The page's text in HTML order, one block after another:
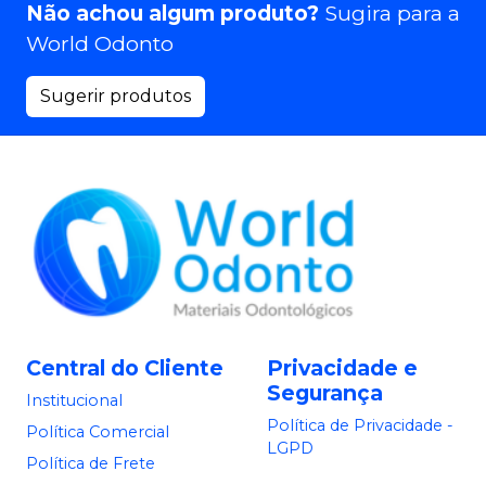
Não achou algum produto? Sugira para a
World Odonto
Sugerir produtos
Central do Cliente
Institucional
Política Comercial
Política de Frete
Privacidade e
Segurança
Política de Privacidade -
LGPD